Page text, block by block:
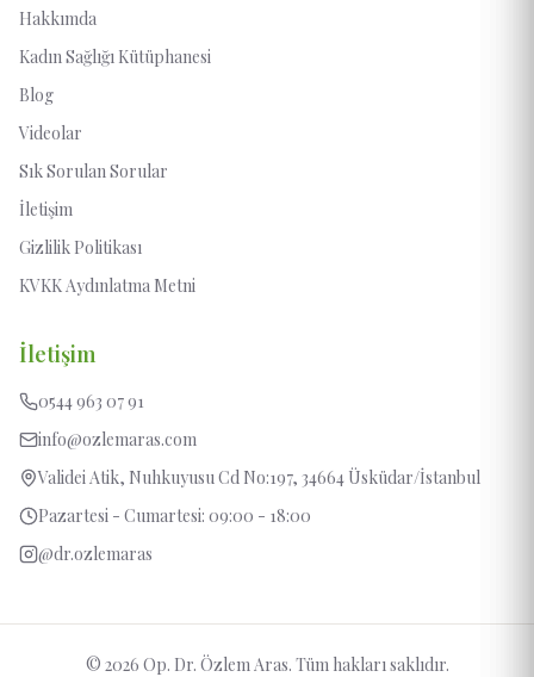
Hakkımda
Kadın Sağlığı Kütüphanesi
Blog
Videolar
Sık Sorulan Sorular
İletişim
Gizlilik Politikası
KVKK Aydınlatma Metni
İletişim
0544 963 07 91
info@ozlemaras.com
Validei Atik, Nuhkuyusu Cd No:197, 34664 Üsküdar/İstanbul
Pazartesi - Cumartesi: 09:00 - 18:00
@dr.ozlemaras
© 2026 Op. Dr. Özlem Aras. Tüm hakları saklıdır.